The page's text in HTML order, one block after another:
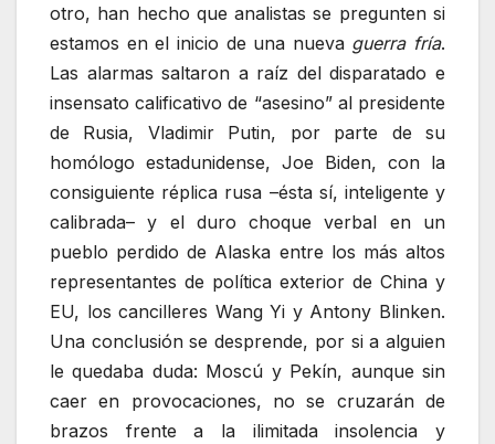
otro, han hecho que analistas se pregunten si
estamos en el inicio de una nueva guerra fría.
Las alarmas saltaron a raíz del disparatado e
insensato calificativo de
asesino al presidente
de Rusia, Vladimir Putin, por parte de su
homólogo estadunidense, Joe Biden, con la
consiguiente réplica rusa –ésta sí, inteligente y
calibrada– y el duro choque verbal en un
pueblo perdido de Alaska entre los más altos
representantes de política exterior de China y
EU, los cancilleres Wang Yi y Antony Blinken.
Una conclusión se desprende, por si a alguien
le quedaba duda: Moscú y Pekín, aunque sin
caer en provocaciones, no se cruzarán de
brazos frente a la ilimitada insolencia y